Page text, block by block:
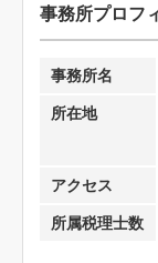
事務所プロフ
事務所名
所在地
アクセス
所属税理士数